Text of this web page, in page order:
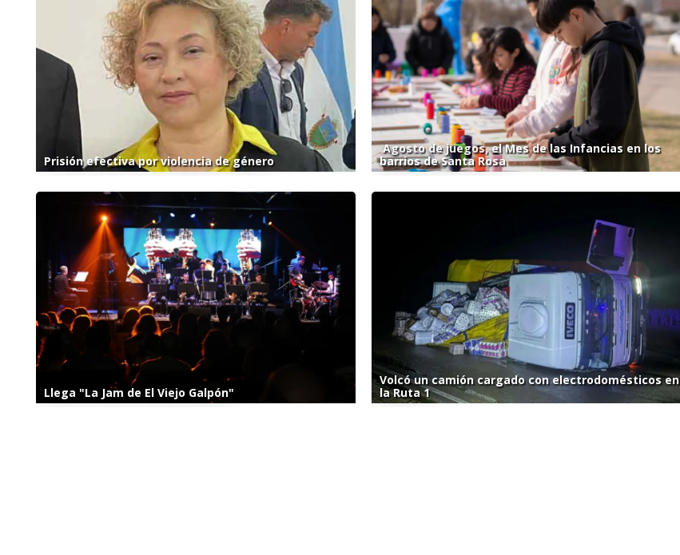
Prisión efectiva por violencia de género
Agosto de juegos, el Mes de las Infancias en los
barrios de Santa Rosa
Llega "La Jam de El Viejo Galpón"
Volcó un camión cargado con electrodomésticos en
la Ruta 1